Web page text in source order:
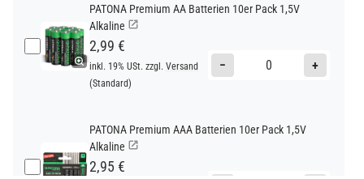
PATONA Premium AA Batterien 10er Pack 1,5V
Alkaline
2,99 €
inkl. 19% USt. zzgl. Versand
(Standard)
− +
PATONA Premium AAA Batterien 10er Pack 1,5V
Alkaline
2,95 €